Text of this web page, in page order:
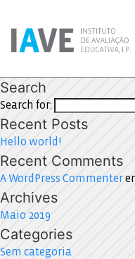
Search
Search for:
Recent Posts
Hello world!
Recent Comments
A WordPress Commenter
Archives
Maio 2019
Categories
Sem categoria